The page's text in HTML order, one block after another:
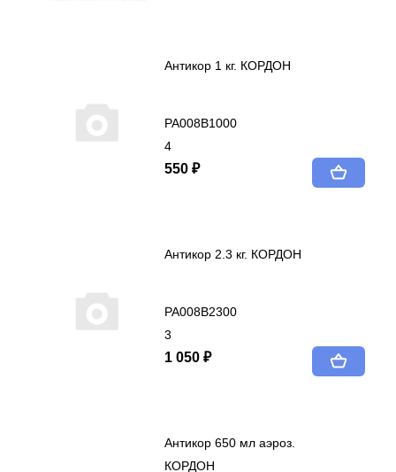
Антикор 1 кг. КОРДОН
PA008B1000
4
550 ₽
Антикор 2.3 кг. КОРДОН
PA008B2300
3
1 050 ₽
Антикор 650 мл аэроз.
КОРДОН